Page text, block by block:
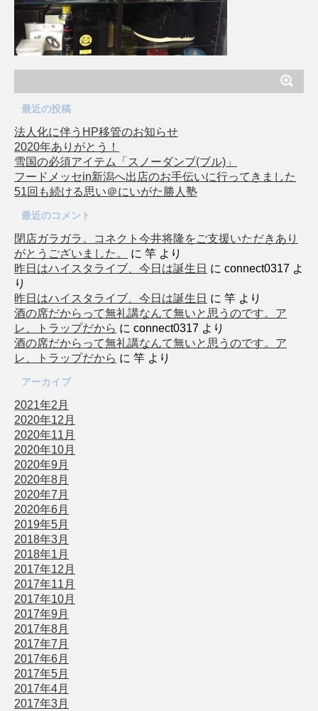
最近の投稿
法人化に伴うHP移管のお知らせ
2020年ありがとう！
雪国の必須アイテム「スノーダンプ(ブル)」
フードメッセin新潟へ出店のお手伝いに行ってきました
51回も続ける思い＠にいがた勝人塾
最近のコメント
閉店ガラガラ。コネクト今井将隆をご支援いただきあり
がとうございました。
に 竿 より
昨日はハイスタライブ、今日は誕生日 に connect0317 よ
り
昨日はハイスタライブ、今日は誕生日 に 竿 より
酒の席だからって無礼講なんて無いと思うのです。ア
レ、トラップだから に connect0317 より
酒の席だからって無礼講なんて無いと思うのです。ア
レ、トラップだから に 竿 より
アーカイブ
2021年2月
2020年12月
2020年11月
2020年10月
2020年9月
2020年8月
2020年7月
2020年6月
2019年5月
2018年3月
2018年1月
2017年12月
2017年11月
2017年10月
2017年9月
2017年8月
2017年7月
2017年6月
2017年5月
2017年4月
2017年3月